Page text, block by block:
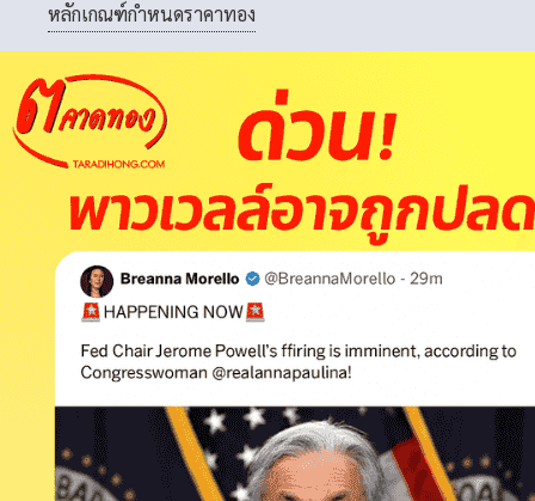
หลักเกณฑ์กำหนดราคาทอง